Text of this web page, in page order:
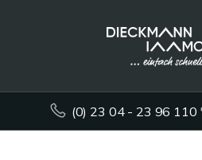
(0) 23 04 - 23 96 110